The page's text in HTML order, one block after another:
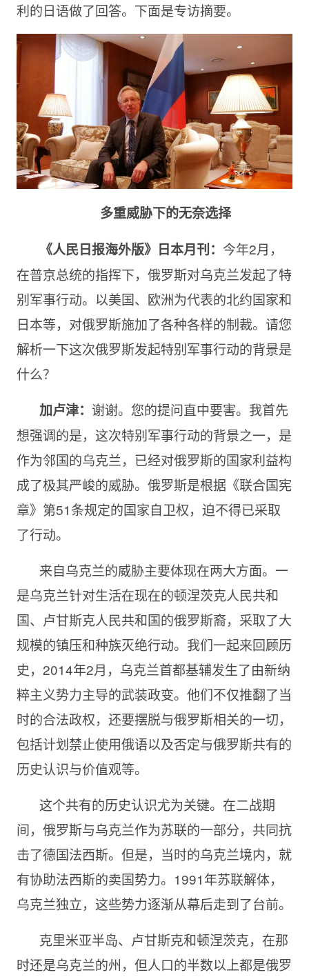
利的日语做了回答。下面是专访摘要。
多重威胁下的无奈选择
《人民日报海外版》日本月刊： 今年2月，
在普京总统的指挥下，俄罗斯对乌克兰发起了特
别军事行动。以美国、欧洲为代表的北约国家和
日本等，对俄罗斯施加了各种各样的制裁。请您
解析一下这次俄罗斯发起特别军事行动的背景是
什么？
加卢津： 谢谢。您的提问直中要害。我首先
想强调的是，这次特别军事行动的背景之一，是
作为邻国的乌克兰，已经对俄罗斯的国家利益构
成了极其严峻的威胁。俄罗斯是根据《联合国宪
章》第51条规定的国家自卫权，迫不得已采取
了行动。
来自乌克兰的威胁主要体现在两大方面。一
是乌克兰针对生活在现在的顿涅茨克人民共和
国、卢甘斯克人民共和国的俄罗斯裔，采取了大
规模的镇压和种族灭绝行动。我们一起来回顾历
史，2014年2月，乌克兰首都基辅发生了由新纳
粹主义势力主导的武装政变。他们不仅推翻了当
时的合法政权，还要摆脱与俄罗斯相关的一切，
包括计划禁止使用俄语以及否定与俄罗斯共有的
历史认识与价值观等。
这个共有的历史认识尤为关键。在二战期
间，俄罗斯与乌克兰作为苏联的一部分，共同抗
击了德国法西斯。但是，当时的乌克兰境内，就
有协助法西斯的卖国势力。1991年苏联解体，
乌克兰独立，这些势力逐渐从幕后走到了台前。
克里米亚半岛、卢甘斯克和顿涅茨克，在那
时还是乌克兰的州，但人口的半数以上都是俄罗